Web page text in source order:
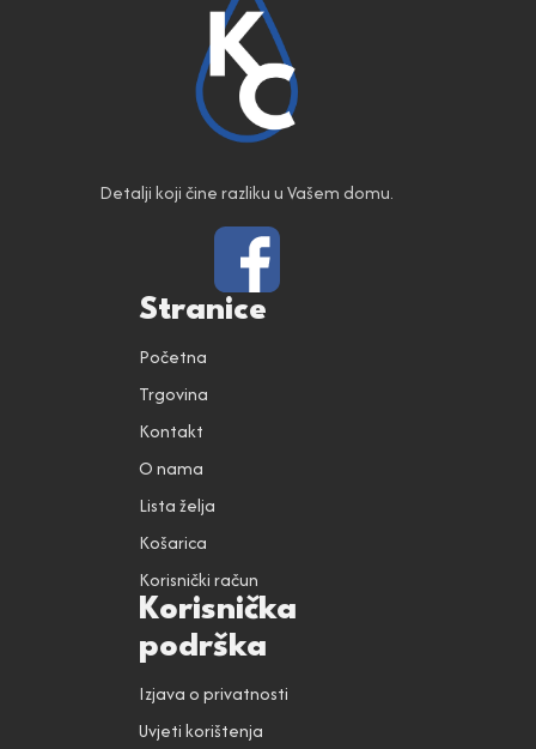
Detalji koji čine razliku u Vašem domu.
Stranice
Početna
Trgovina
Kontakt
O nama
Lista želja
Košarica
Korisnički račun
Korisnička
podrška
Izjava o privatnosti
Uvjeti korištenja